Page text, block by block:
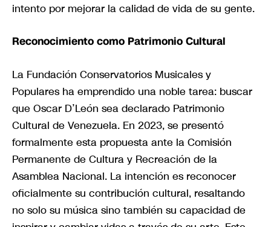
intento por mejorar la calidad de vida de su gente.
Reconocimiento como Patrimonio Cultural
La Fundación Conservatorios Musicales y
Populares ha emprendido una noble tarea: buscar
que Oscar D’León sea declarado Patrimonio
Cultural de Venezuela. En 2023, se presentó
formalmente esta propuesta ante la Comisión
Permanente de Cultura y Recreación de la
Asamblea Nacional. La intención es reconocer
oficialmente su contribución cultural, resaltando
no solo su música sino también su capacidad de